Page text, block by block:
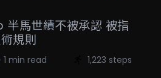
馬世績不被承認 被指
規則
1 min read 1,223 steps